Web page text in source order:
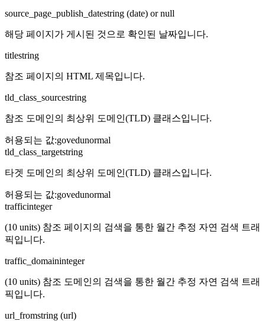
source_page_publish_datestring (date) or null
해당 페이지가 게시된 것으로 확인된 날짜입니다.
titlestring
참조 페이지의 HTML 제목입니다.
tld_class_sourcestring
참조 도메인의 최상위 도메인(TLD) 클래스입니다.
허용되는 값:govedunormal
tld_class_targetstring
타겟 도메인의 최상위 도메인(TLD) 클래스입니다.
허용되는 값:govedunormal
trafficinteger
(10 units) 참조 페이지의 검색을 통한 월간 추정 자연 검색 트래
픽입니다.
traffic_domaininteger
(10 units) 참조 도메인의 검색을 통한 월간 추정 자연 검색 트래
픽입니다.
url_fromstring (url)